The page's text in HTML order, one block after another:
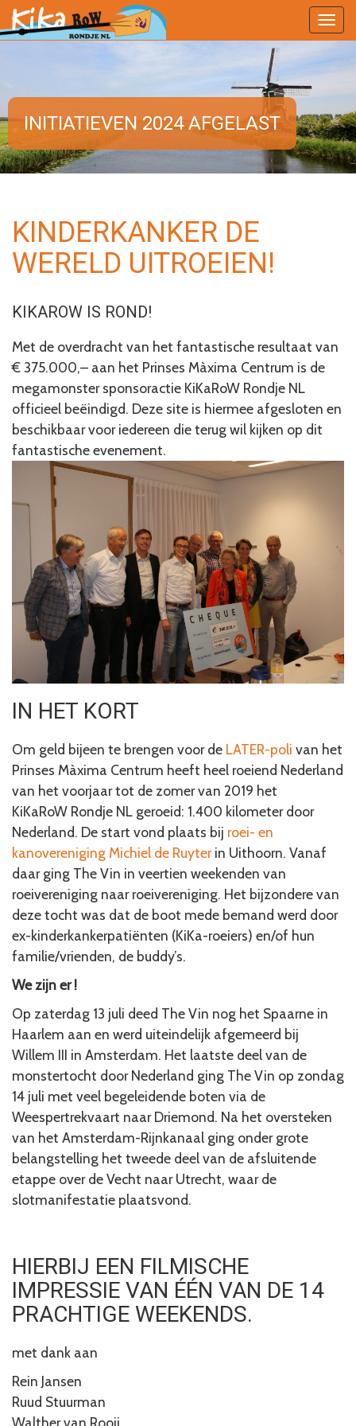
INITIATIEVEN 2024 AFGELAST
KINDERKANKER DE
WERELD UITROEIEN!
KIKAROW IS ROND!
Met de overdracht van het fantastische resultaat van
€ 375.000,– aan het Prinses Màxima Centrum is de
megamonster sponsoractie KiKaRoW Rondje NL
officieel beëindigd. Deze site is hiermee afgesloten en
beschikbaar voor iedereen die terug wil kijken op dit
fantastische evenement.
IN HET KORT
Om geld bijeen te brengen voor de LATER-poli van het
Prinses Màxima Centrum heeft heel roeiend Nederland
van het voorjaar tot de zomer van 2019 het
KiKaRoW Rondje NL geroeid: 1.400 kilometer door
Nederland. De start vond plaats bij roei- en
kanovereniging Michiel de Ruyterin Uithoorn. Vanaf
daar ging The Vin in veertien weekenden van
roeivereniging naar roeivereniging. Het bijzondere van
deze tocht was dat de boot mede bemand werd door
ex-kinderkankerpatiënten (KiKa-roeiers) en/of hun
familie/vrienden, de buddy’s.
We zijn er !
Op zaterdag 13 juli deed The Vin nog het Spaarne in
Haarlem aan en werd uiteindelijk afgemeerd bij
Willem III in Amsterdam. Het laatste deel van de
monstertocht door Nederland ging The Vin op zondag
14 juli met veel begeleidende boten via de
Weespertrekvaart naar Driemond. Na het oversteken
van het Amsterdam-Rijnkanaal ging onder grote
belangstelling het tweede deel van de afsluitende
etappe over de Vecht naar Utrecht, waar de
slotmanifestatie plaatsvond.
HIERBIJ EEN FILMISCHE
IMPRESSIE VAN ÉÉN VAN DE 14
PRACHTIGE WEEKENDS.
met dank aan
Rein Jansen
Ruud Stuurman
Walther van Rooij